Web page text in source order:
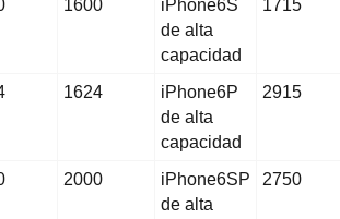
1600
iPhone6S
de alta
capacidad
1715
1624
iPhone6P
de alta
capacidad
2915
2000
iPhone6SP
de alta
2750